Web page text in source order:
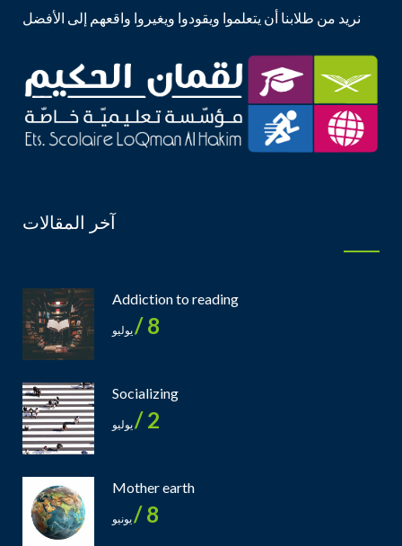
نريد من طلابنا أن يتعلموا ويقودوا ويغيروا واقعهم إلى الأفضل
آخر المقالات
Addiction to reading
8 / يوليو
Socializing
2 / يوليو
Mother earth
8 / يونيو